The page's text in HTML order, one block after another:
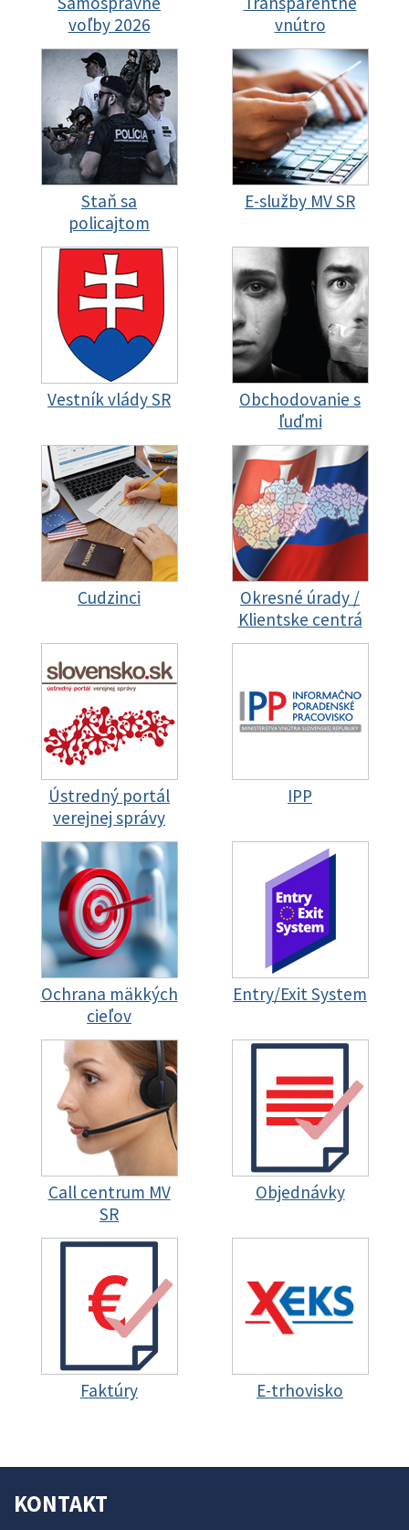
voľby 2026
vnútro
Staň sa
policajtom
E-služby MV SR
Vestník vlády SR
Obchodovanie s
ľuďmi
Cudzinci
Okresné úrady /
Klientske centrá
Ústredný portál
verejnej správy
IPP
Ochrana mäkkých
cieľov
Entry/Exit System
Call centrum MV
SR
Objednávky
Faktúry E-trhovisko
KONTAKT